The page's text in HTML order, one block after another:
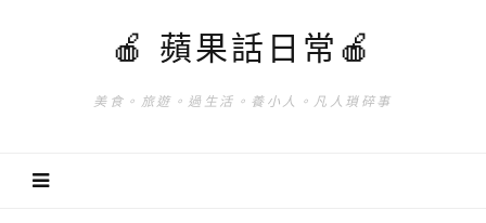
🍎 蘋果話日常🍎
美食。旅遊。過生活。養小人。凡人瑣碎事